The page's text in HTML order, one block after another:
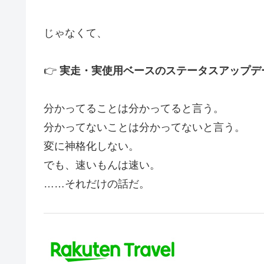
じゃなくて、
👉 実走・実使用ベースのステータスアップデ
分かってることは分かってると言う。
分かってないことは分かってないと言う。
変に神格化しない。
でも、速いもんは速い。
……それだけの話だ。